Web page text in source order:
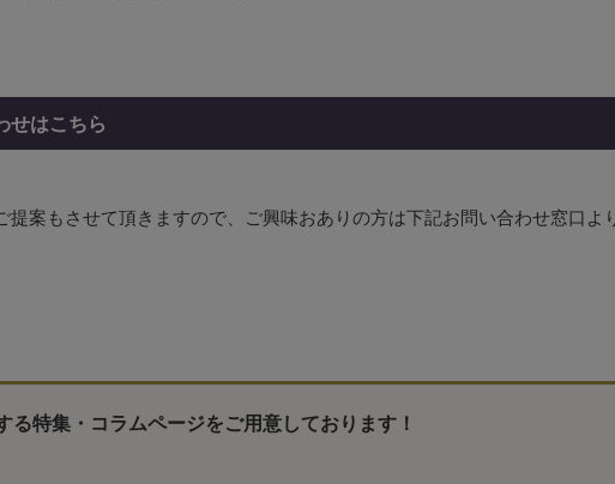
せはこちら
提案もさせて頂きますので、ご興味おありの方は下記お問い合わせ窓口よ
る特集・コラムページをご用意しております！